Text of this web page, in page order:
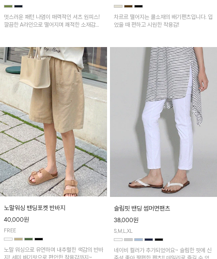
멋스러운 패턴 나염이 매력적인 셔츠 원피스!
깔끔한 A라인으로 떨어지며 쾌적한 소재감으
차르르 떨어지는 쿨소재의 배기팬츠입니다. 입
었을 때 편하고 시원한 착용감!
노말워싱 밴딩포켓 반바지
40,000원
FREE
노말 워싱으로 유연하며 내추럴한 색감의 반바
슬림핏 밴딩 썸머면팬츠
38,000원
S,M,L,XL
네이비 컬러가 추가되었어요~ 슬림한 핏에 신